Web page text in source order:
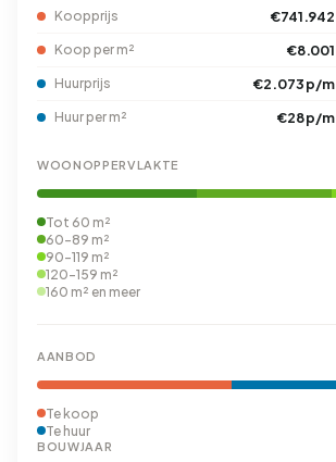
Koopprijs €741.942
Koop per m² €8.001
Huurprijs €2.073 p/m
Huur per m² €28 p/m
WOONOPPERVLAKTE
Tot 60 m²
60-89 m²
90-119 m²
120-159 m²
160 m² en meer
AANBOD
Te koop
Te huur
BOUWJAAR